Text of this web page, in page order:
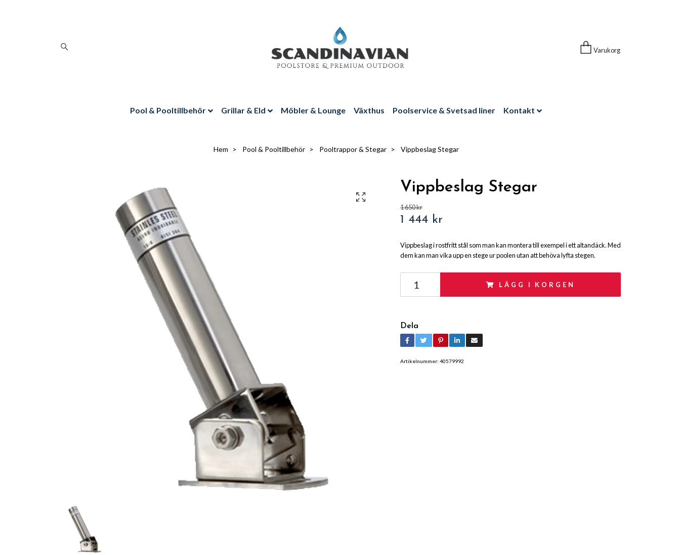
Varukorg
Pool & Pooltillbehör Grillar & Eld Möbler & Lounge Växthus Poolservice & Svetsad liner Kontakt
Hem Pool & Pooltillbehör Pooltrappor & Stegar Vippbeslag Stegar
Vippbeslag Stegar
1 650 kr
1 444 kr
Vippbeslag i rostfritt stål som man kan montera till exempel i ett altandäck. Med
dem kan man vika upp en stege ur poolen utan att behöva lyfta stegen.
LÄGG I KORGEN
Dela
Artikelnummer: 40579992